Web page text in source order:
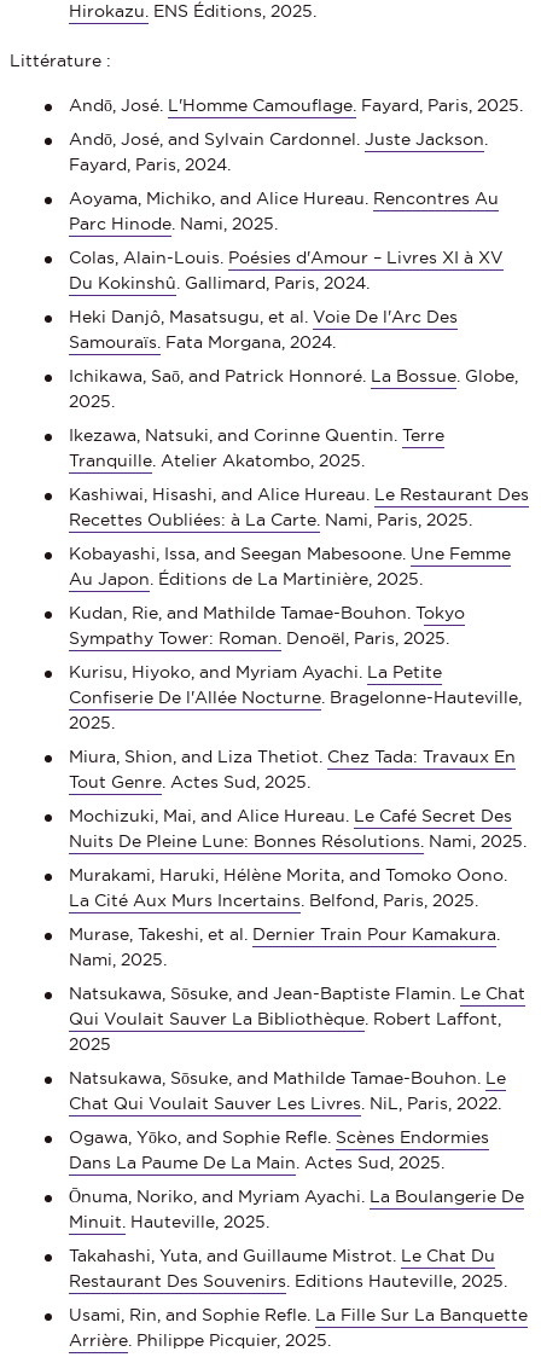
Hirokazu. ENS Éditions, 2025.
Littérature :
Andō, José. L'Homme Camouflage. Fayard, Paris, 2025.
Andō, José, and Sylvain Cardonnel.Juste Jackson.
Fayard, Paris, 2024.
Aoyama, Michiko, and Alice Hureau. Rencontres Au
Parc Hinode. Nami, 2025.
Colas, Alain-Louis. Poésies d'Amour – Livres XI à XV
Du Kokinshû. Gallimard, Paris, 2024.
Heki Danjô, Masatsugu, et al.Voie De l'Arc Des
Samouraïs. Fata Morgana, 2024.
Ichikawa, Saō, and Patrick Honnoré. La Bossue. Globe,
2025.
Ikezawa, Natsuki, and Corinne Quentin.Terre
Tranquille. Atelier Akatombo, 2025.
Kashiwai, Hisashi, and Alice Hureau. Le Restaurant Des
Recettes Oubliées: à La Carte. Nami, Paris, 2025.
Kobayashi, Issa, and Seegan Mabesoone. Une Femme
Au Japon. Éditions de La Martinière, 2025.
Kudan, Rie, and Mathilde Tamae-Bouhon. Tokyo
Sympathy Tower: Roman. Denoël, Paris, 2025.
Kurisu, Hiyoko, and Myriam Ayachi. La Petite
Confiserie De l'Allée Nocturne. Bragelonne-Hauteville,
2025.
Miura, Shion, and Liza Thetiot. Chez Tada: Travaux En
Tout Genre. Actes Sud, 2025.
Mochizuki, Mai, and Alice Hureau. Le Café Secret Des
Nuits De Pleine Lune: Bonnes Résolutions. Nami, 2025.
Murakami, Haruki, Hélène Morita, and Tomoko Oono.
La Cité Aux Murs Incertains. Belfond, Paris, 2025.
Murase, Takeshi, et al. Dernier Train Pour Kamakura.
Nami, 2025.
Natsukawa, Sōsuke, and Jean-Baptiste Flamin. Le Chat
Qui Voulait Sauver La Bibliothèque. Robert Laffont,
2025
Natsukawa, Sōsuke, and Mathilde Tamae-Bouhon. Le
Chat Qui Voulait Sauver Les Livres. NiL, Paris, 2022.
Ogawa, Yōko, and Sophie Refle. Scènes Endormies
Dans La Paume De La Main. Actes Sud, 2025.
Ōnuma, Noriko, and Myriam Ayachi. La Boulangerie De
Minuit. Hauteville, 2025.
Takahashi, Yuta, and Guillaume Mistrot. Le Chat Du
Restaurant Des Souvenirs. Editions Hauteville, 2025.
Usami, Rin, and Sophie Refle. La Fille Sur La Banquette
Arrière. Philippe Picquier, 2025.